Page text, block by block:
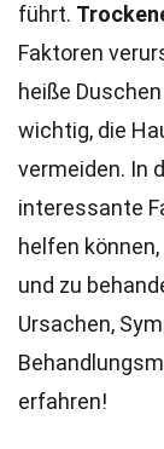
führt.
Faktoren
heiße
wichtig, die
vermeiden. In
interessante
helfen
und zu
Ursachen,
erfahren!